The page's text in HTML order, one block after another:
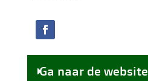
Ga naar de website